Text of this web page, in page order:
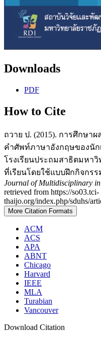
Downloads
PDF
How to Cite
ถวาย ป. (2015). การศึกษ
คำศัพท์ภาษาอังกฤษของนั
โรงเรียนประถมสาธิตมหา
ที่เรียนโดยใช้แบบฝึกกิจกร
Journal of Multidisciplinary in
retrieved from https://so03.tci-
thaijo.org/index.php/sduhs/
More Citation Formats
ACM
ACS
APA
ABNT
Chicago
Harvard
IEEE
MLA
Turabian
Vancouver
Download Citation